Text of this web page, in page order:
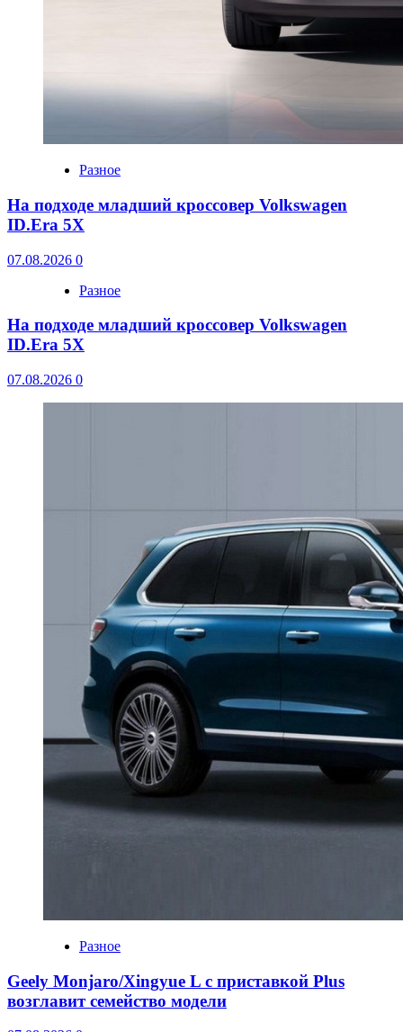
Разное
На подходе младший кроссовер Volkswagen
ID.Era 5X
07.08.2026 0
Разное
На подходе младший кроссовер Volkswagen
ID.Era 5X
07.08.2026 0
Разное
Geely Monjaro/Xingyue L с приставкой Plus
возглавит семейство модели